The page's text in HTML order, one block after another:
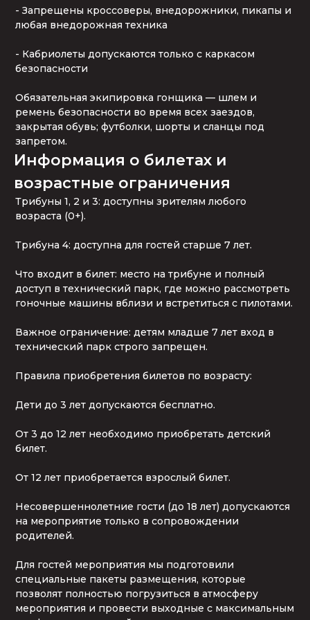
- Запрещены кроссоверы, внедорожники, пикапы и
любая внедорожная техника
- Кабриолеты допускаются только с каркасом
безопасности
Обязательная экипировка гонщика — шлем и
ремень безопасности во время всех заездов,
закрытая обувь; футболки, шорты и сланцы под
запретом.
Информация о билетах и
возрастные ограничения
Трибуны 1, 2 и 3: доступны зрителям любого
возраста (0+).
Трибуна 4: доступна для гостей старше 7 лет.
Что входит в билет: место на трибуне и полный
доступ в технический парк, где можно рассмотреть
гоночные машины вблизи и встретиться с пилотами.
Важное ограничение: детям младше 7 лет вход в
технический парк строго запрещен.
Правила приобретения билетов по возрасту:
Дети до 3 лет допускаются бесплатно.
От 3 до 12 лет необходимо приобретать детский
билет.
От 12 лет приобретается взрослый билет.
Несовершеннолетние гости (до 18 лет) допускаются
на мероприятие только в сопровождении
родителей.
Для гостей мероприятия мы подготовили
специальные пакеты размещения, которые
позволят полностью погрузиться в атмосферу
мероприятия и провести выходные с максимальным